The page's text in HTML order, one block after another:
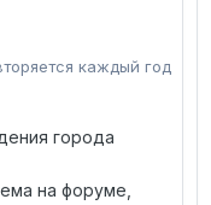
каждый год
города
на форуме,